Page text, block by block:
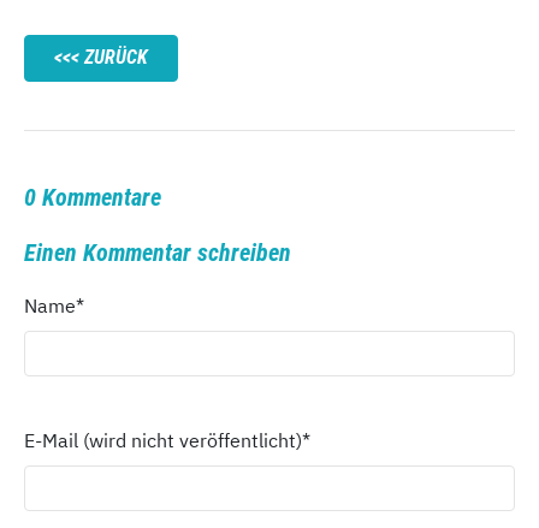
ZURÜCK
0 Kommentare
Einen Kommentar schreiben
Name*
E-Mail (wird nicht veröffentlicht)*